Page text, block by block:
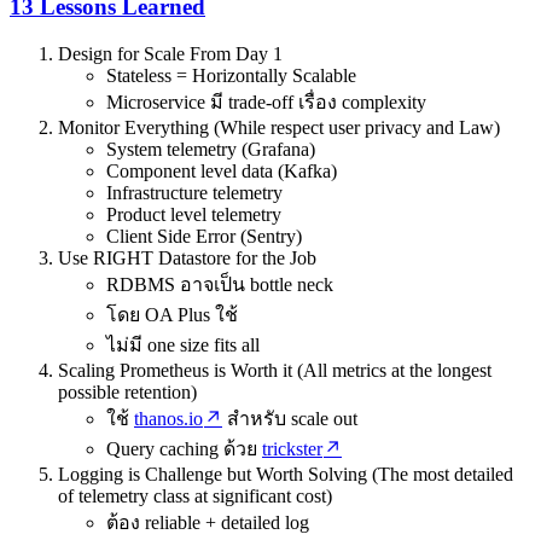
13 Lessons Learned
Design for Scale From Day 1
Stateless = Horizontally Scalable
Microservice มี trade-off เรื่อง complexity
Monitor Everything (While respect user privacy and Law)
System telemetry (Grafana)
Component level data (Kafka)
Infrastructure telemetry
Product level telemetry
Client Side Error (Sentry)
Use RIGHT Datastore for the Job
RDBMS อาจเป็น bottle neck
โดย OA Plus ใช้
ไม่มี one size fits all
Scaling Prometheus is Worth it (All metrics at the longest
possible retention)
ใช้ thanos.io
สำหรับ scale out
Query caching ด้วย trickster
Logging is Challenge but Worth Solving (The most detailed
of telemetry class at significant cost)
ต้อง reliable + detailed log